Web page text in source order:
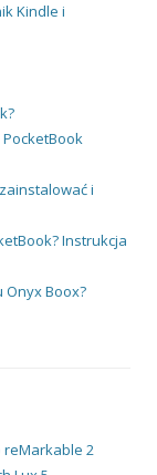
Kindle i
i
Instrukcja
Onyx Boox?
reMarkable 2